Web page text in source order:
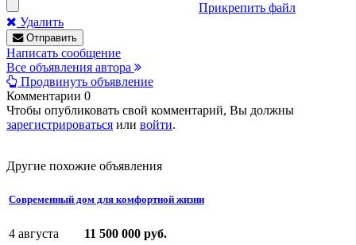
Прикрепить файл
Удалить
Отправить
Написать сообщение
Все объявления автора
Продвинуть объявление
Комментарии 0
Чтобы опубликовать свой комментарий, Вы должны
зарегистрироваться или войти.
Другие похожие объявления
Современный дом для комфортной жизни
4 августа 11 500 000 руб.